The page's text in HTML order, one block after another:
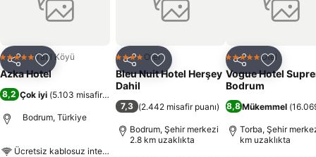
plajda şezlong, şemsiye, minder ve plaj havlusu ücretsiz olarak
misafirlere sunulmaktadır.Otel de sabah kahvaltı ve akşam yemekleri
sahilde ise bulunan barlarda günboyunca hizmet
verilmektedir.Aktivite olarak müşteriler
fitness,basketbol,futbol,bilardo,masa tenisi,squash gibi sporlarla
uğraşabilir.Bunların yanında otelde müşterilere hizmet veren
kuaför,doktor,çamaşırhane de bulunmaktadır.
Paylaş Favorilerime ekle
5 Yıldız Tatil Köyü
Azka Hotel
8,2 Çok iyi (5.103 misafir puanı
Bodrum, Türkiye
Ücretsiz kablosuz internet
Paylaş Favorilerime ekle
4 Yıldız Otel
Bleu Nuit Hotel Herşey
Dahil
7,3 (2.442 misafir puanı)
Bodrum, Şehir merkezi
2.8 km uzaklıkta
Paylaş
5 Yıldız Otel
Vogue Hotel
Bodrum
8,8Mükemmel (
Torba, Şehir
km uzaklıkta